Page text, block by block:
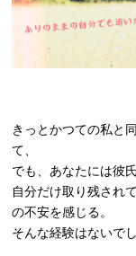
きっとかつての私と
て、
でも、あなたには彼
自分だけ取り残され
の不安を感じる。
そんな経験はないで